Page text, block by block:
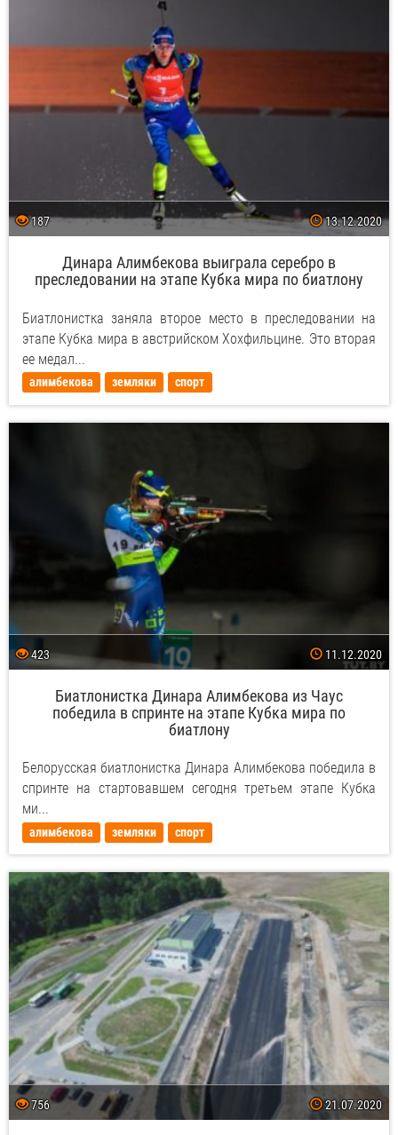
187 13.12.2020
Динара Алимбекова выиграла серебро в
преследовании на этапе Кубка мира по биатлону
Биатлонистка заняла второе место в преследовании на
этапе Кубка мира в австрийском Хохфильцине. Это вторая
ее медал...
алимбекова земляки спорт
423 11.12.2020
Биатлонистка Динара Алимбекова из Чаус
победила в спринте на этапе Кубка мира по
биатлону
Белорусская биатлонистка Динара Алимбекова победила в
спринте на стартовавшем сегодня третьем этапе Кубка
ми...
алимбекова земляки спорт
756 21.07.2020